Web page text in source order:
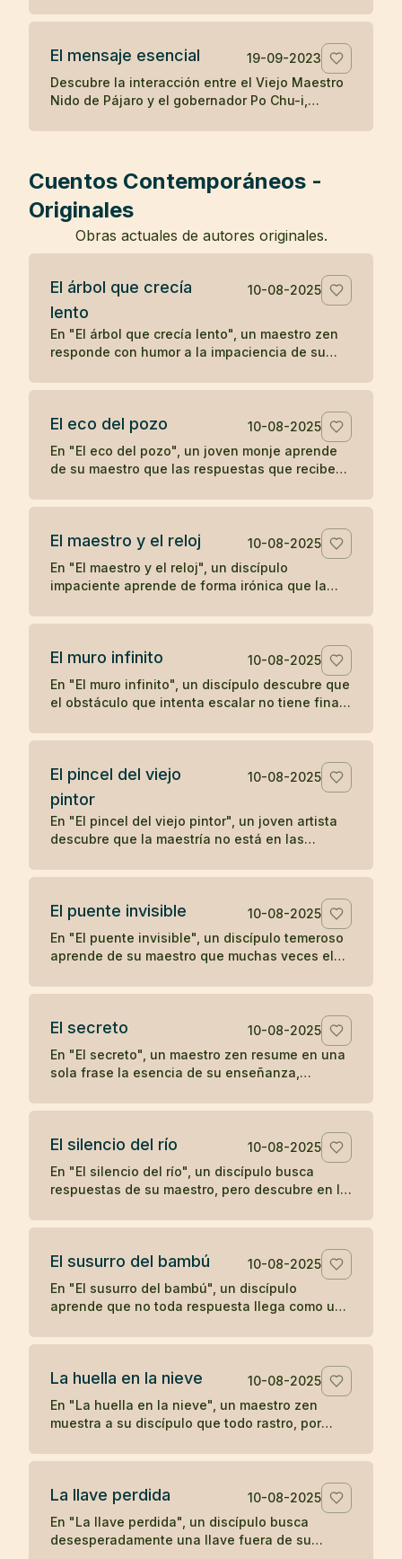
tiempo. Al enfrentar la renuencia del maestro a
audiencia para ilustrar que solo él valora y
comprende la enseñanza del maestro, mientras
que los demás asistentes eran igual de vacíos
en comprensión como las muñecas, resaltando
El mensaje esencial
19-09-2023
Descubre la interacción entre el Viejo Maestro
Nido de Pájaro y el gobernador Po Chu-i,
enseñanza budista de hacer el bien y cultivar
estas verdades.
Cuentos Contemporáneos -
Originales
Obras actuales de autores originales.
El árbol que crecía
lento
10-08-2025
En "El árbol que crecía lento", un maestro zen
responde con humor a la impaciencia de su
verdadero no se apresura.
El eco del pozo
10-08-2025
En "El eco del pozo", un joven monje aprende
de su maestro que las respuestas que recibe
ilustrando la enseñanza zen de que nuestra
nuestro propio corazón.
El maestro y el reloj
10-08-2025
En "El maestro y el reloj", un discípulo
impaciente aprende de forma irónica que la
enseñanza zen sobre la paciencia y la espera.
El muro infinito
10-08-2025
En "El muro infinito", un discípulo descubre que
el obstáculo que intenta escalar no tiene final,
necesitaba superarlo.
El pincel del viejo
pintor
10-08-2025
En "El pincel del viejo pintor", un joven artista
descubre que la maestría no está en las
quien las utiliza, aprendiendo una lección zen
El puente invisible
10-08-2025
En "El puente invisible", un discípulo temeroso
aprende de su maestro que muchas veces el
podamos verlo, y que el primer paso es lo que
El secreto
10-08-2025
En "El secreto", un maestro zen resume en una
sola frase la esencia de su enseñanza,
El silencio del río
10-08-2025
En "El silencio del río", un discípulo busca
respuestas de su maestro, pero descubre en la
aprendizaje ocurre cuando las palabras se
El susurro del bambú
10-08-2025
En "El susurro del bambú", un discípulo
aprende que no toda respuesta llega como un
como un susurro que hay que saber escuchar.
La huella en la nieve
10-08-2025
En "La huella en la nieve", un maestro zen
muestra a su discípulo que todo rastro, por
tiempo, enseñando sobre la impermanencia y
La llave perdida
10-08-2025
En "La llave perdida", un discípulo busca
desesperadamente una llave fuera de su